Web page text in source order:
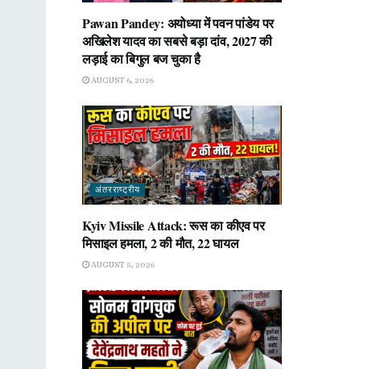
Pawan Pandey: अयोध्या में पवन पांडेय पर
अखिलेश यादव का सबसे बड़ा दांव, 2027 की
लड़ाई का बिगुल बज चुका है
AUGUST 6, 2026
अंतरराष्ट्रीय
Kyiv Missile Attack: रूस का कीएव पर
मिसाइल हमला, 2 की मौत, 22 घायल
AUGUST 5, 2026